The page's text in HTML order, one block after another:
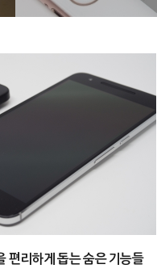
편리하게 돕는 숨은 기능들